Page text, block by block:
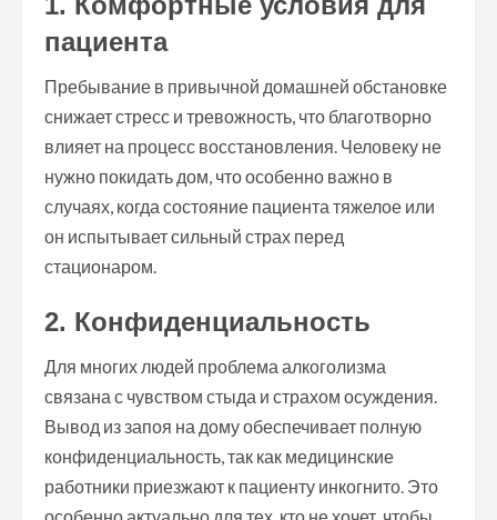
пациента
Пребывание в привычной домашней обстановке
снижает стресс и тревожность, что благотворно
влияет на процесс восстановления. Человеку не
нужно покидать дом, что особенно важно в
случаях, когда состояние пациента тяжелое или
он испытывает сильный страх перед
стационаром.
2. Конфиденциальность
Для многих людей проблема алкоголизма
связана с чувством стыда и страхом осуждения.
Вывод из запоя на дому обеспечивает полную
конфиденциальность, так как медицинские
работники приезжают к пациенту инкогнито. Это